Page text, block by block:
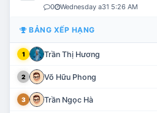
0 Wednesday a31 5:26 AM
BẢNG XẾP HẠNG
1 Trần Thị Hương
2 Võ Hữu Phong
3 Trần Ngọc Hà